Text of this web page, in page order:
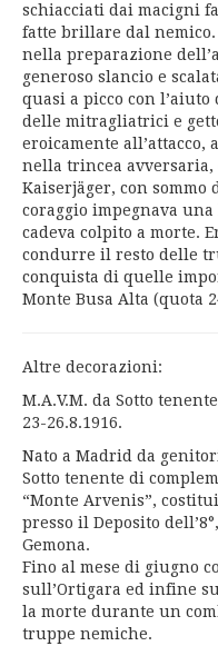
schiacciati dai macigni
fatte brillare dal
nella preparazione
generoso slancio e
quasi a picco con
delle mitragliatrici e
eroicamente all’attacco,
nella trincea avversaria,
Kaiserjäger, con
coraggio impegnava
cadeva colpito a morte.
condurre il resto delle
conquista di quelle
Monte Busa Alta (quota
Altre decorazioni:
M.A.V.M. da Sotto
23-26.8.1916.
Nato a Madrid da
Sotto tenente di
“Monte Arvenis”,
presso il Deposito
Gemona.
Fino al mese di giugno
sull’Ortigara ed infine
la morte durante un
truppe nemiche.